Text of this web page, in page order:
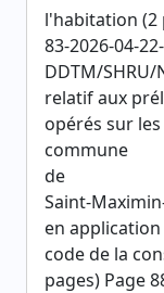
l'habitation (2
83-2026-04-22-
DDTM/SHRU/
relatif aux
opérés sur
commune
de
Saint-
en
code de la
pages) Page